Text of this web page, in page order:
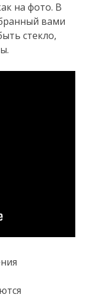
на фото. В
вами
стекло,